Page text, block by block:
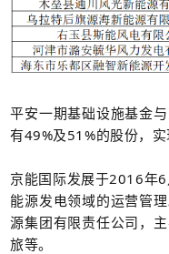
平安一期基础设施基金
有49%及51%的股份，实
京能国际发展于2016年
能源发电领域的运营管
源集团有限责任公司，
旅等。